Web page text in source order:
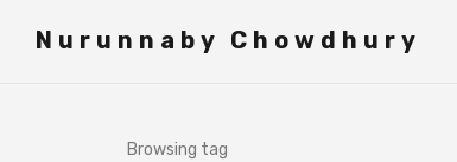
Nurunnaby Chowdhury
Browsing tag